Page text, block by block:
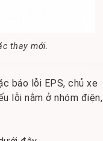
thay mới.
báo lỗi EPS, chủ xe
lỗi nằm ở nhóm điện,